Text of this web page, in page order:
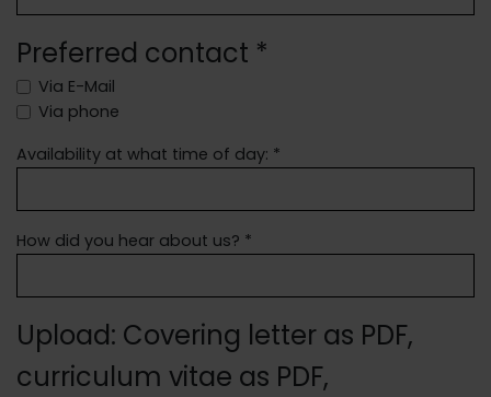
Preferred contact *
Via E-Mail
Via phone
Availability at what time of day: *
How did you hear about us? *
Upload: Covering letter as PDF,
curriculum vitae as PDF,